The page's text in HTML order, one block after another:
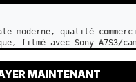
moderne, qualité
filmé avec Sony A7S3/
ASMR apaisant, sans
en costumes.
MAINTENANT